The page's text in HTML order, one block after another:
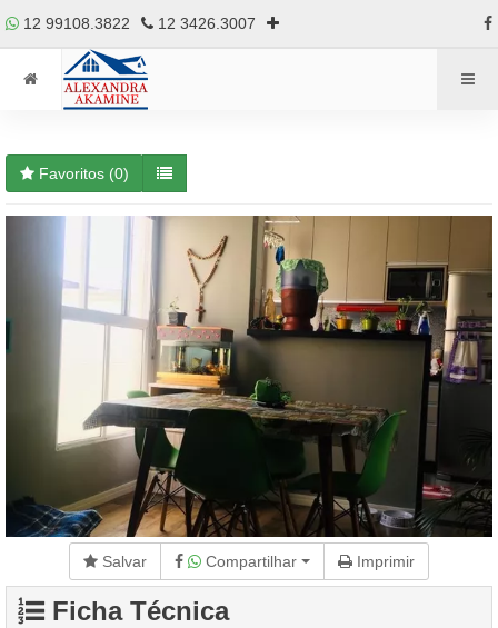
12 99108.3822 12 3426.3007
Favoritos (0)
Salvar Compartilhar Imprimir
Ficha Técnica